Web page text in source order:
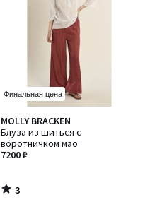
Финальная цена
MOLLY BRACKEN
Блуза из шиться с
воротничком мао
7200 ₽
3
/
5
3
/